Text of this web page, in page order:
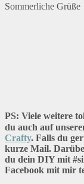
Sommerliche Grüße
PS: Viele weitere
du auch auf
Crafty. Falls du
kurze Mail.
du dein DIY mit
Facebook mit mir